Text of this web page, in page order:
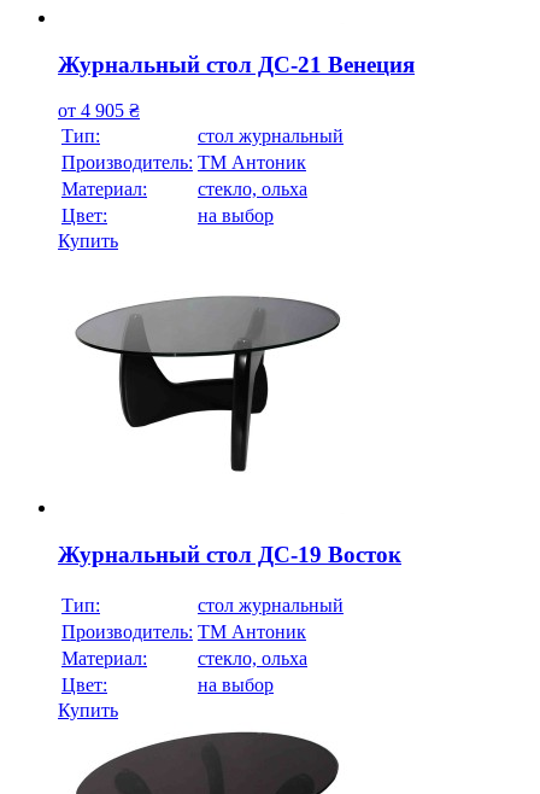
Журнальный стол ДС-21 Венеция
от 4 905 ₴
Тип:
стол журнальный
Производитель: ТМ Антоник
Материал:
стекло, ольха
Цвет:
на выбор
Купить
Журнальный стол ДС-19 Восток
Тип:
стол журнальный
Производитель: ТМ Антоник
Материал:
стекло, ольха
Цвет:
на выбор
Купить